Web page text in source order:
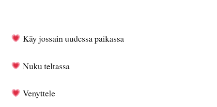
Käy jossain uudessa paikassa
Nuku teltassa
Venyttele